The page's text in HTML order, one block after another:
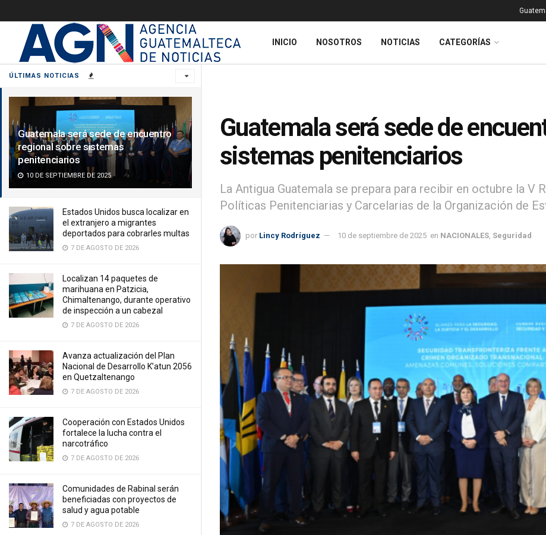
ÚLTIMAS NOTICIAS
Guatemala será sede de encuentro
regional sobre sistemas
penitenciarios
10 DE SEPTIEMBRE DE 2025
Estados Unidos busca localizar en
el extranjero a migrantes
deportados para cobrarles multas
7 DE AGOSTO DE 2026
Localizan 14 paquetes de
marihuana en Patzicia,
Chimaltenango, durante operativo
de inspección a un cabezal
7 DE AGOSTO DE 2026
Avanza actualización del Plan
Nacional de Desarrollo K’atun 2056
en Quetzaltenango
7 DE AGOSTO DE 2026
Cooperación con Estados Unidos
fortalece la lucha contra el
narcotráfico
7 DE AGOSTO DE 2026
Comunidades de Rabinal serán
beneficiadas con proyectos de
salud y agua potable
7 DE AGOSTO DE 2026
INICIO NOSOTROS NOTICIAS CATEGORÍAS
Guatemala será sede de
sistemas penitenciarios
La Antigua Guatemala se prepara para recibir en octubre la V
Políticas Penitenciarias y Carcelarias de la Organización de
por Lincy Rodríguez 10 de septiembre de 2025 en NACIONALES Seguridad